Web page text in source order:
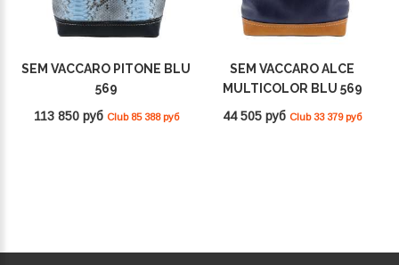
SEM VACCARO PITONE BLU
569
113 850 руб Club 85 388 руб
SEM VACCARO ALCE
MULTICOLOR BLU 569
44 505 руб Club 33 379 руб